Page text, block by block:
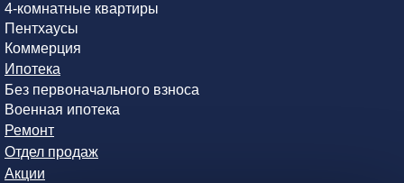
4-комнатные квартиры
Пентхаусы
Коммерция
Ипотека
Без первоначального взноса
Военная ипотека
Ремонт
Отдел продаж
Акции